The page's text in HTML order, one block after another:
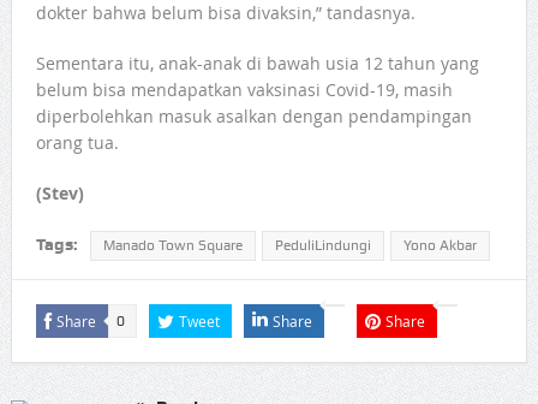
dokter bahwa belum bisa divaksin,” tandasnya.
Sementara itu, anak-anak di bawah usia 12 tahun yang
belum bisa mendapatkan vaksinasi Covid-19, masih
diperbolehkan masuk asalkan dengan pendampingan
orang tua.
(Stev)
Tags: Manado Town Square PeduliLindungi Yono Akbar
Share 0 Tweet Share Share